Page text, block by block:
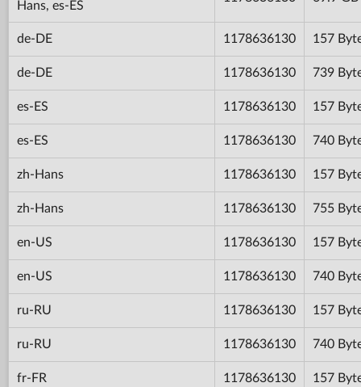
Hans, es-ES
de-DE 1178636130 157
de-DE 1178636130 739
es-ES 1178636130 157
es-ES 1178636130 740
zh-Hans 1178636130 157
zh-Hans 1178636130 755
en-US 1178636130 157
en-US 1178636130 740
ru-RU 1178636130 157
ru-RU 1178636130 740
fr-FR 1178636130 157